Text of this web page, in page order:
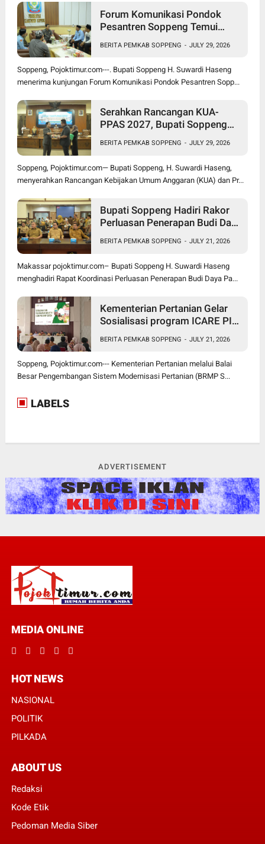
Forum Komunikasi Pondok
Pesantren Soppeng Temui
BERITA PEMKAB SOPPENG - JULY 29, 2026
Soppeng, Pojoktimur.com---. Bupati Soppeng H. Suwardi Haseng
menerima kunjungan Forum Komunikasi Pondok Pesantren Sopp...
Serahkan Rancangan KUA-
PPAS 2027, Bupati Soppeng
BERITA PEMKAB SOPPENG - JULY 29, 2026
Soppeng, Pojoktimur.com— Bupati Soppeng, H. Suwardi Haseng,
menyerahkan Rancangan Kebijakan Umum Anggaran (KUA) dan Pr...
Bupati Soppeng Hadiri Rakor
Perluasan Penerapan Budi Daya
BERITA PEMKAB SOPPENG - JULY 21, 2026
Makassar pojoktimur.com– Bupati Soppeng H. Suwardi Haseng
menghadiri Rapat Koordinasi Perluasan Penerapan Budi Daya Pa...
Kementerian Pertanian Gelar
Sosialisasi program ICARE PIU
BERITA PEMKAB SOPPENG - JULY 21, 2026
Soppeng, Pojoktimur.com--- Kementerian Pertanian melalui Balai
Besar Pengembangan Sistem Modernisasi Pertanian (BRMP S...
LABELS
ADVERTISEMENT
MEDIA ONLINE
HOT NEWS
NASIONAL
POLITIK
PILKADA
ABOUT US
Redaksi
Kode Etik
Pedoman Media Siber